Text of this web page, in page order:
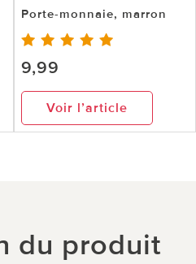
Porte-monnaie, marron
9,99
Voir l’article
du produit